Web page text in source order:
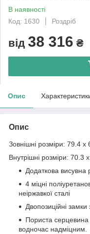
В наявності
Код: 1630
Роздріб
від 38 316 ₴
Опис
Опис
Зовнішні розміри: 79.4
Внутрішні розміри: 70.3
Додаткова висувна
4 міцні
неіржавкої сталі
Двопозиційні
Пориста серцевина
водночас надміцним.